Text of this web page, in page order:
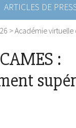
ARTICLES DE
>Académie virtuelle
: